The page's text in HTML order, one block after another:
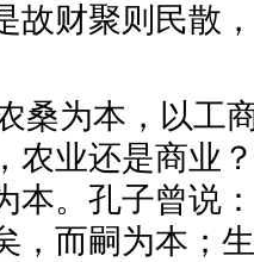
故财聚则民散
桑为本，以工
农业还是商业
本。孔子曾说
，而嗣为本；